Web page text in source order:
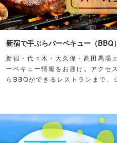
新宿で手ぶらバーベキュー（BBQ
新宿・代々木・大久保・高田馬場
ーベキュー情報をお届け。アクセ
らBBQができるレストランまで、